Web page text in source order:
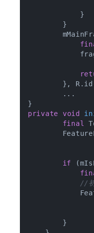
            }
        }
},
        ...
private
void
final
if
//
        }